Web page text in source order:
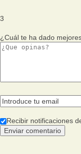
3
¿Cuál te ha dado
Recibir notificaciones